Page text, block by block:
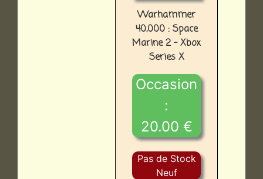
Warhammer
40,000 : Space
Marine 2 - Xbox
Series X
Occasion
:
20.00 €
Pas de Stock
Neuf